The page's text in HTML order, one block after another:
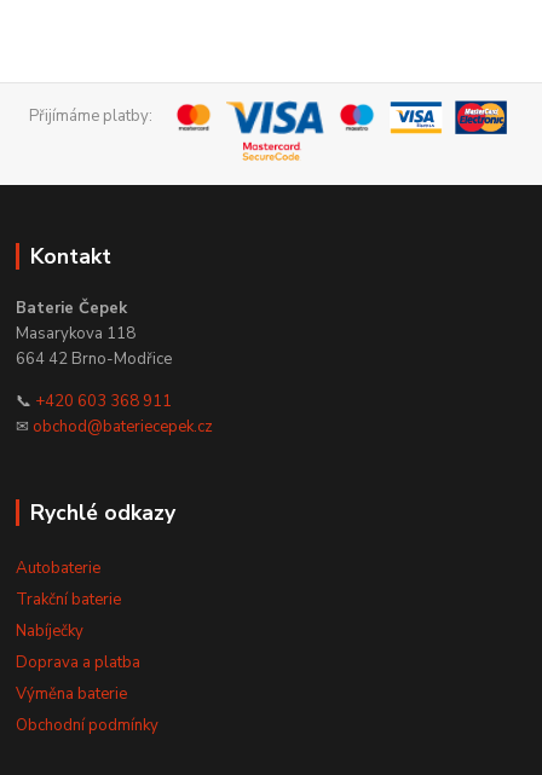
Přijímáme platby:
Kontakt
Baterie Čepek
Masarykova 118
664 42 Brno-Modřice
📞 +420 603 368 911
✉ obchod@bateriecepek.cz
Rychlé odkazy
Autobaterie
Trakční baterie
Nabíječky
Doprava a platba
Výměna baterie
Obchodní podmínky